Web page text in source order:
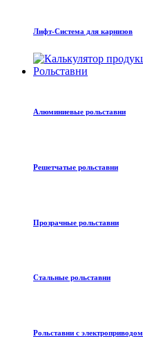
Лифт-Система для карнизов
Рольставни
Алюминиевые рольставни
Решетчатые рольставни
Прозрачные рольставни
Стальные рольставни
Рольставни с электроприводом